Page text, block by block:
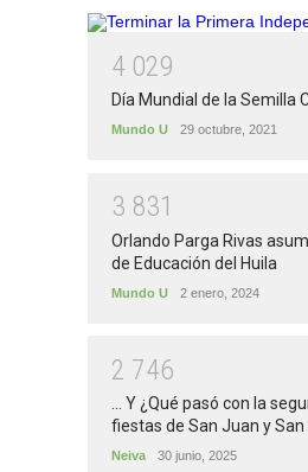
4 029
Día Mundial de la Semilla
Mundo U 29 octubre, 2021
3 831
Orlando Parga Rivas
de Educación del Huila
Mundo U 2 enero, 2024
2 746
... Y ¿Qué pasó con la
fiestas de San Juan y San
Neiva 30 junio, 2025